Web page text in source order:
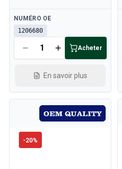
Disponible
NUMÉRO OE
1206680
Acheter
En savoir plus
-20%